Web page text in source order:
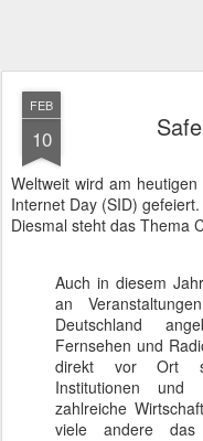
FEB
10
Weltweit wird am
Internet Day (SID) gefeiert.
Diesmal steht das Thema
Auch in diesem
an
Deutschland
Fernsehen und
direkt vor Ort
Institutionen und
zahlreiche
viele andere